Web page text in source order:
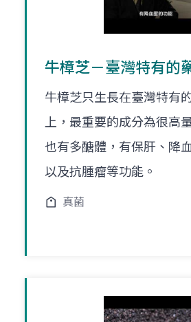
牛樟芝－臺灣特有的
牛樟芝只生長在臺灣特有
上，最重要的成分為很高
也有多醣體，有保肝、降
以及抗腫瘤等功能。
真菌